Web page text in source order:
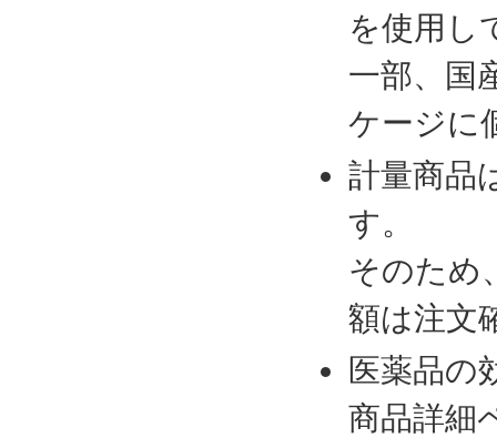
を使用し
一部、国
ケージに
計量商品
す。
そのため
額は注文
医薬品の
商品詳細